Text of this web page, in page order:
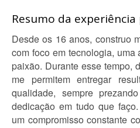
Resumo da
Desde os 16 anos, construo
com foco em tecnologia,
paixão. Durante esse tempo,
me permitem entregar
qualidade, sempre
dedicação em tudo que
um compromisso constante